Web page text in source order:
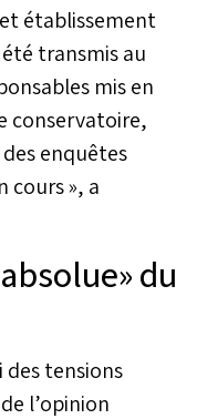
établissement
transmis au
mis en
conservatoire,
enquêtes
cours », a
du
des tensions
l’opinion